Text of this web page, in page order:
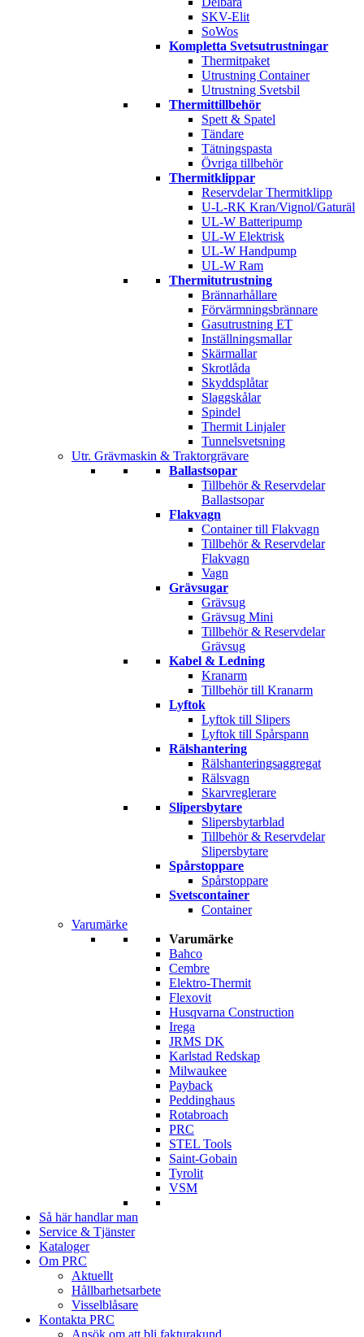
SKV-Elit
SoWos
Kompletta Svetsutrustningar
Thermitpaket
Utrustning Container
Utrustning Svetsbil
Thermittillbehör
Spett & Spatel
Tändare
Tätningspasta
Övriga tillbehör
Thermitklippar
Reservdelar Thermitklipp
U-L-RK Kran/Vignol/Gaturäl
UL-W Batteripump
UL-W Elektrisk
UL-W Handpump
UL-W Ram
Thermitutrustning
Brännarhållare
Förvärmningsbrännare
Gasutrustning ET
Inställningsmallar
Skärmallar
Skrotlåda
Skyddsplåtar
Slaggskålar
Spindel
Thermit Linjaler
Tunnelsvetsning
Utr. Grävmaskin & Traktorgrävare
Ballastsopar
Tillbehör & Reservdelar
Ballastsopar
Flakvagn
Container till Flakvagn
Tillbehör & Reservdelar
Flakvagn
Vagn
Grävsugar
Grävsug
Grävsug Mini
Tillbehör & Reservdelar
Grävsug
Kabel & Ledning
Kranarm
Tillbehör till Kranarm
Lyftok
Lyftok till Slipers
Lyftok till Spårspann
Rälshantering
Rälshanteringsaggregat
Rälsvagn
Skarvreglerare
Slipersbytare
Slipersbytarblad
Tillbehör & Reservdelar
Slipersbytare
Spårstoppare
Spårstoppare
Svetscontainer
Container
Varumärke
Varumärke
Bahco
Cembre
Elektro-Thermit
Flexovit
Husqvarna Construction
Irega
JRMS DK
Karlstad Redskap
Milwaukee
Payback
Peddinghaus
Rotabroach
PRC
STEL Tools
Saint-Gobain
Tyrolit
VSM
Så här handlar man
Service & Tjänster
Kataloger
Om PRC
Aktuellt
Hållbarhetsarbete
Visselblåsare
Kontakta PRC
Ansök om att bli fakturakund